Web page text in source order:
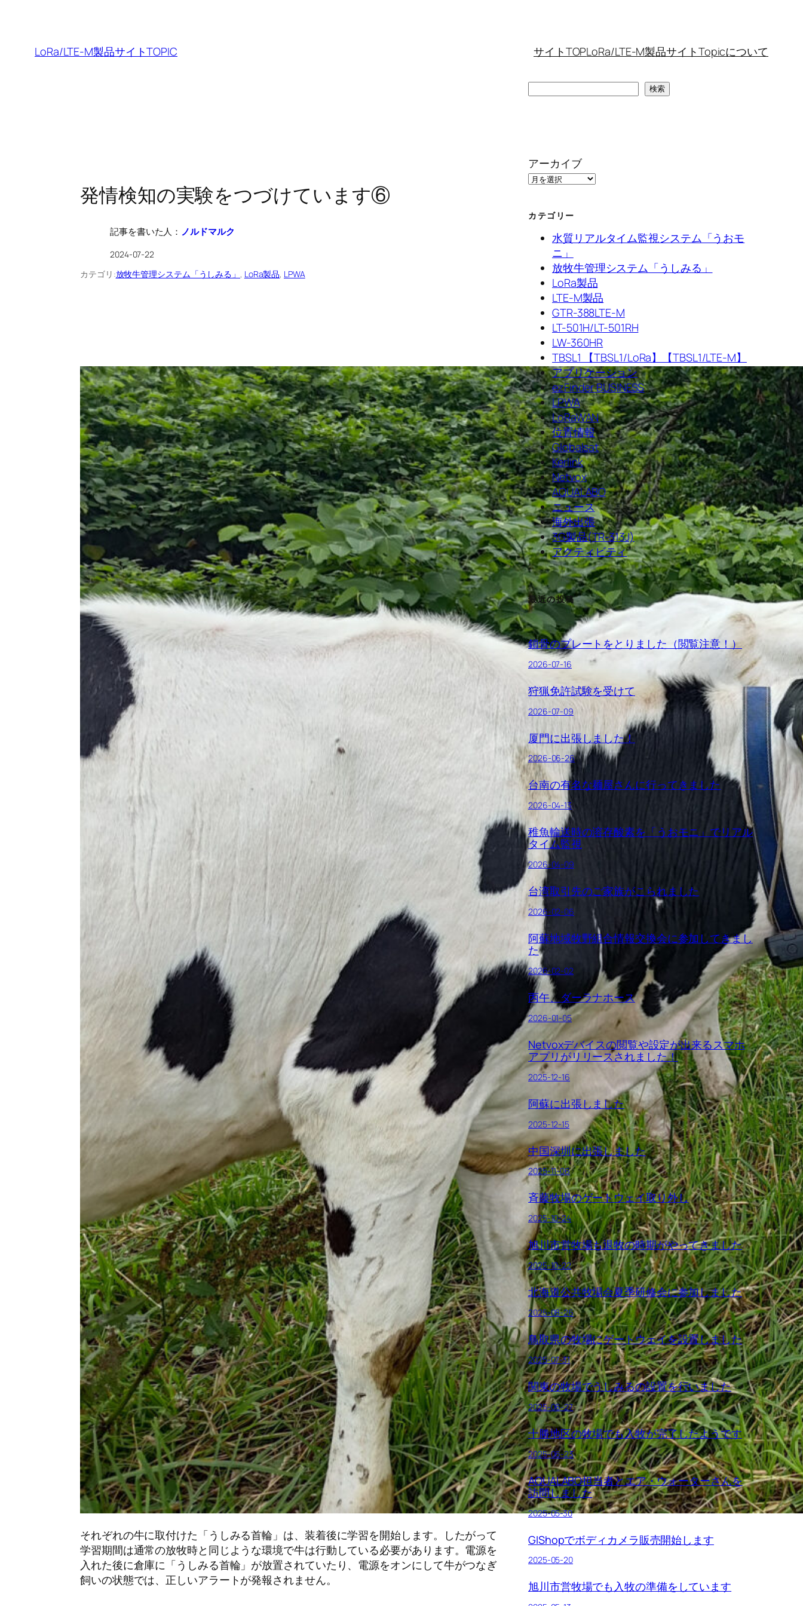
LoRa/LTE-M製品サイトTOPIC サイトTOPLoRa/LTE-M製品サイトTopicについて
発情検知の実験をつづけています⑥
記事を書いた人： ノルドマルク
2024-07-22
カテゴリ:放牧牛管理システム「うしみる」 , LoRa製品, LPWA
それぞれの牛に取付けた「うしみる首輪」は、装着後に学習を開始します。したがって
学習期間は通常の放牧時と同じような環境で牛は行動している必要があります。電源を
入れた後に倉庫に「うしみる首輪」が放置されていたり、電源をオンにして牛がつなぎ
飼いの状態では、正しいアラートが発報されません。
検索
アーカイブ
カテゴリー
水質リアルタイム監視システム「うおモ
ニ」
放牧牛管理システム「うしみる」
LoRa製品
LTE-M製品
GTR-388LTE-M
LT-501H/LT-501RH
LW-360HR
TBSL1 【TBSL1/LoRa】【TBSL1/LTE-M】
アプリケーション
ezFinder BUSINESS
LPWA
LoRaWAN
位置情報
Globalsat
Kerlink
Netvox
AQUALABO
ニュース
海外出張
3G製品(TR-313J)
アクティビティ
最近の投稿
鎖骨のプレートをとりました（閲覧注意！）
2026-07-16
狩猟免許試験を受けて
2026-07-09
厦門に出張しました！
2026-06-26
台南の有名な麺屋さんに行ってきました
2026-04-13
稚魚輸送時の溶存酸素を「うおモニ」でリアル
タイム監視
2026-04-09
台湾取引先のご家族がこられました
2026-02-06
阿蘇地域牧野組合情報交換会に参加してきまし
た
2026-02-02
丙午、ダーラナホース
2026-01-05
Netvoxデバイスの閲覧や設定が出来るスマホ
アプリがリリースされました！
2025-12-16
阿蘇に出張しました
2025-12-15
中国深圳に出張しました
2025-11-06
斉藤牧場のゲートウェイ取り外し
2025-10-24
旭川市営牧場も退牧の時期がやってきました
2025-10-22
北海道公共牧場会夏季研修会に参加しました
2025-08-26
鳥取県の牧場にゲートウェイを設置しました
2025-07-31
関東の牧場でうしみるの設置を行いました
2025-06-27
十勝地区の牧場でも入牧が完了したようです
2025-06-23
AQUALABO担当者とエア・ウォーターさんを
訪問しました
2025-05-30
GIShopでボディカメラ販売開始します
2025-05-20
旭川市営牧場でも入牧の準備をしています